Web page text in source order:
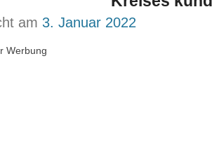
am 3. Januar 2022
Werbung